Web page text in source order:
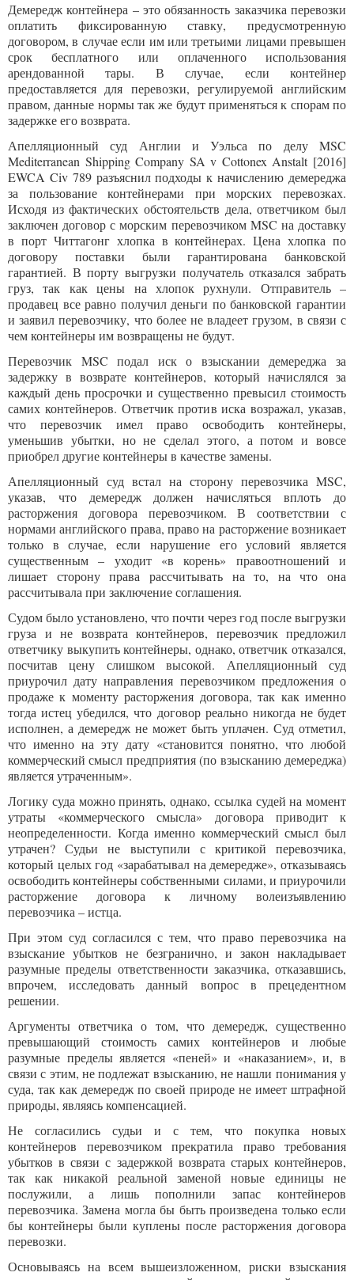
Демередж контейнера – это обязанность заказчика перевозки
оплатить фиксированную ставку, предусмотренную
договором, в случае если им или третьими лицами превышен
срок бесплатного или оплаченного использования
арендованной тары. В случае, если контейнер
предоставляется для перевозки, регулируемой английским
правом, данные нормы так же будут применяться к спорам по
задержке его возврата.
Апелляционный суд Англии и Уэльса по делу MSC
Mediterranean Shipping Company SA v Cottonex Anstalt [2016]
EWCA Civ 789 разъяснил подходы к начислению демереджа
за пользование контейнерами при морских перевозках.
Исходя из фактических обстоятельств дела, ответчиком был
заключен договор с морским перевозчиком MSC на доставку
в порт Читтагонг хлопка в контейнерах. Цена хлопка по
договору поставки были гарантирована банковской
гарантией. В порту выгрузки получатель отказался забрать
груз, так как цены на хлопок рухнули. Отправитель –
продавец все равно получил деньги по банковской гарантии
и заявил перевозчику, что более не владеет грузом, в связи с
чем контейнеры им возвращены не будут.
Перевозчик MSC подал иск о взыскании демереджа за
задержку в возврате контейнеров, который начислялся за
каждый день просрочки и существенно превысил стоимость
самих контейнеров. Ответчик против иска возражал, указав,
что перевозчик имел право освободить контейнеры,
уменьшив убытки, но не сделал этого, а потом и вовсе
приобрел другие контейнеры в качестве замены.
Апелляционный суд встал на сторону перевозчика MSC,
указав, что демередж должен начисляться вплоть до
расторжения договора перевозчиком. В соответствии с
нормами английского права, право на расторжение возникает
только в случае, если нарушение его условий является
существенным – уходит «в корень» правоотношений и
лишает сторону права рассчитывать на то, на что она
рассчитывала при заключение соглашения.
Судом было установлено, что почти через год после выгрузки
груза и не возврата контейнеров, перевозчик предложил
ответчику выкупить контейнеры, однако, ответчик отказался,
посчитав цену слишком высокой. Апелляционный суд
приурочил дату направления перевозчиком предложения о
продаже к моменту расторжения договора, так как именно
тогда истец убедился, что договор реально никогда не будет
исполнен, а демередж не может быть уплачен. Суд отметил,
что именно на эту дату «становится понятно, что любой
коммерческий смысл предприятия (по взысканию демереджа)
является утраченным».
Логику суда можно принять, однако, ссылка судей на момент
утраты «коммерческого смысла» договора приводит к
неопределенности. Когда именно коммерческий смысл был
утрачен? Судьи не выступили с критикой перевозчика,
который целых год «зарабатывал на демередже», отказываясь
освободить контейнеры собственными силами, и приурочили
расторжение договора к личному волеизъявлению
перевозчика – истца.
При этом суд согласился с тем, что право перевозчика на
взыскание убытков не безгранично, и закон накладывает
разумные пределы ответственности заказчика, отказавшись,
впрочем, исследовать данный вопрос в прецедентном
решении.
Аргументы ответчика о том, что демередж, существенно
превышающий стоимость самих контейнеров и любые
разумные пределы является «пеней» и «наказанием», и, в
связи с этим, не подлежат взысканию, не нашли понимания у
суда, так как демередж по своей природе не имеет штрафной
природы, являясь компенсацией.
Не согласились судьи и с тем, что покупка новых
контейнеров перевозчиком прекратила право требования
убытков в связи с задержкой возврата старых контейнеров,
так как никакой реальной заменой новые единицы не
послужили, а лишь пополнили запас контейнеров
перевозчика. Замена могла бы быть произведена только если
бы контейнеры были куплены после расторжения договора
перевозки.
Основываясь на всем вышеизложенном, риски взыскания